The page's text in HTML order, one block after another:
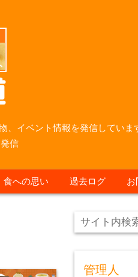
イベント情報を発信していま
信
食への思い 過去ログ お
管理人